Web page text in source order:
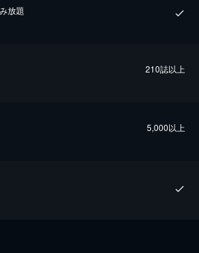
放題
210誌以上
5,000以上